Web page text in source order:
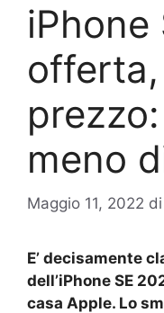
iPhone
meno
Maggio 11, 2022 di
E’ decisamente
dell’iPhone SE
casa Apple. Lo